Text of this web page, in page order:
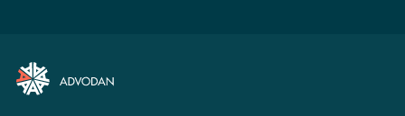
Jeg elsker at se fodbold og især opleve det ”live”,